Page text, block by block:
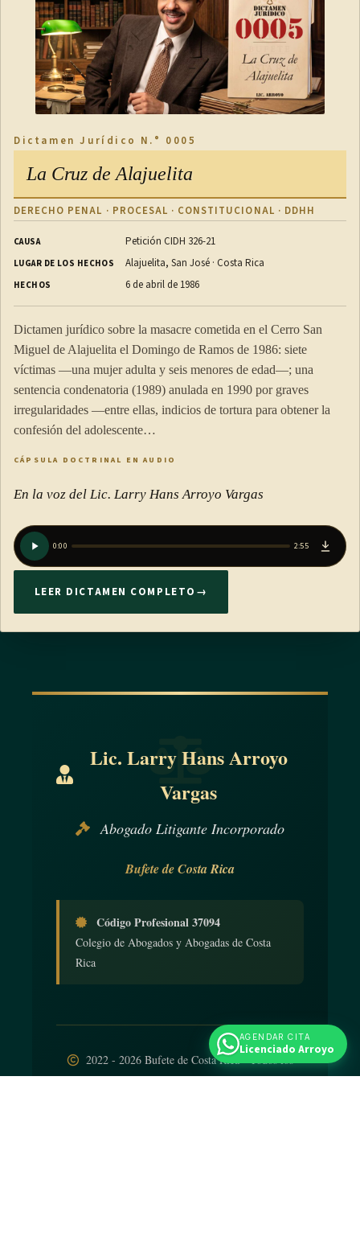
Dictamen Jurídico N.° 0005
La Cruz de Alajuelita
DERECHO PENAL · PROCESAL · CONSTITUCIONAL · DDHH
CAUSA Petición CIDH 326-21
LUGAR DE LOS HECHOS Alajuelita, San José · Costa Rica
HECHOS 6 de abril de 1986
Dictamen jurídico sobre la masacre cometida en el Cerro San
Miguel de Alajuelita el Domingo de Ramos de 1986: siete
víctimas —una mujer adulta y seis menores de edad—; una
sentencia condenatoria (1989) anulada en 1990 por graves
irregularidades —entre ellas, indicios de tortura para obtener la
confesión del adolescente…
CÁPSULA DOCTRINAL EN AUDIO
En la voz del Lic. Larry Hans Arroyo Vargas
0:00 2:55
LEER DICTAMEN COMPLETO →
Lic. Larry Hans Arroyo
Vargas
Abogado Litigante Incorporado
Bufete de Costa Rica
Código Profesional 37094
Colegio de Abogados y Abogadas de Costa
Rica
2022 - 2026 Bufete de Costa Rica - Todos los
derechos reservados
AGENDAR CITA
Licenciado Arroyo